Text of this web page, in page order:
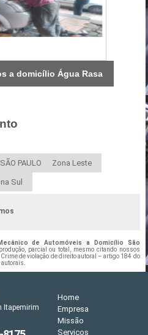
a domicílio Água Rasa
PAULO Zona Leste
Sul
de Automóveis a Domicílio São
parcial ou total, mesmo citando nossos
de violação de direito autoral – artigo 184 do
autorais.
Itapemirim
Home
Empresa
Missão
Serviços